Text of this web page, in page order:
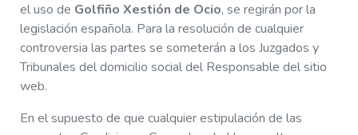
el uso de Golfiño Xestión de Ocio, se regirán por la
legislación española. Para la resolución de cualquier
controversia las partes se someterán a los Juzgados y
Tribunales del domicilio social del Responsable del sitio
web.
En el supuesto de que cualquier estipulación de las